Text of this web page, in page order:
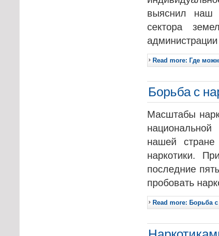
выяснил наш
сектора
Read more: Где
Борьба с
Масштабы
нашей
наркотики.
последние
пробовать
Read more: Борьба